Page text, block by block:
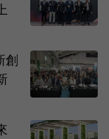
創